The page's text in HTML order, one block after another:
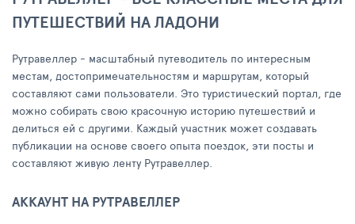
ПУТЕШЕСТВИЙ НА ЛАДОНИ
Рутравеллер - масштабный путеводитель по интересным
местам, достопримечательностям и маршрутам, который
составляют сами пользователи. Это туристический портал, где
можно собирать свою красочную историю путешествий и
делиться ей с другими. Каждый участник может создавать
публикации на основе своего опыта поездок, эти посты и
составляют живую ленту Рутравеллер.
АККАУНТ НА РУТРАВЕЛЛЕР